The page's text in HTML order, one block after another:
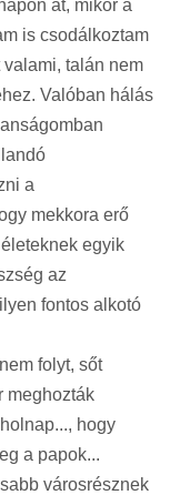
át, mikor a
is csodálkoztam
talán nem
Valóban hálás
a
mekkora erő
egyik
az
fontos alkotó
folyt, sőt
meghozták
hogy
a papok...
városrésznek